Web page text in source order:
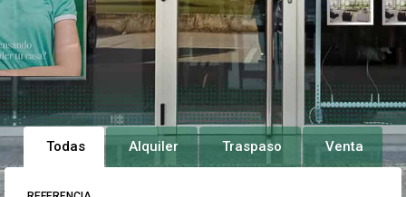
Todas Alquiler Traspaso Venta